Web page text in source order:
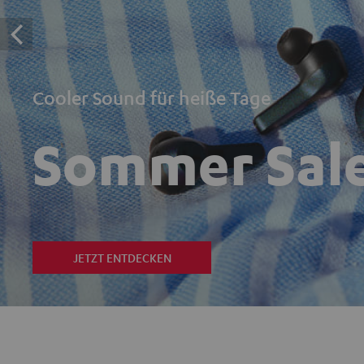
Cooler Sound für heiße Tage
Sommer
JETZT ENTDECKEN